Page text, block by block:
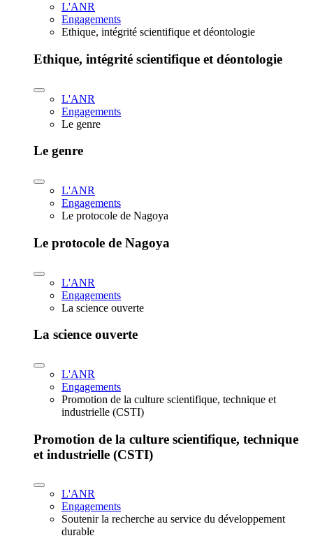
L'ANR
Engagements
Ethique, intégrité scientifique et déontologie
Ethique, intégrité scientifique et déontologie
L'ANR
Engagements
Le genre
Le genre
L'ANR
Engagements
Le protocole de Nagoya
Le protocole de Nagoya
L'ANR
Engagements
La science ouverte
La science ouverte
L'ANR
Engagements
Promotion de la culture scientifique, technique et
industrielle (CSTI)
Promotion de la culture scientifique, technique
et industrielle (CSTI)
L'ANR
Engagements
Soutenir la recherche au service du développement
durable